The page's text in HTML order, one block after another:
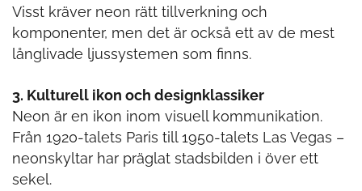
Visst kräver neon rätt tillverkning och
komponenter, men det är också ett av de mest
långlivade ljussystemen som finns.
3. Kulturell ikon och designklassiker
Neon är en ikon inom visuell kommunikation.
Från 1920-talets Paris till 1950-talets Las Vegas –
neonskyltar har präglat stadsbilden i över ett
sekel.